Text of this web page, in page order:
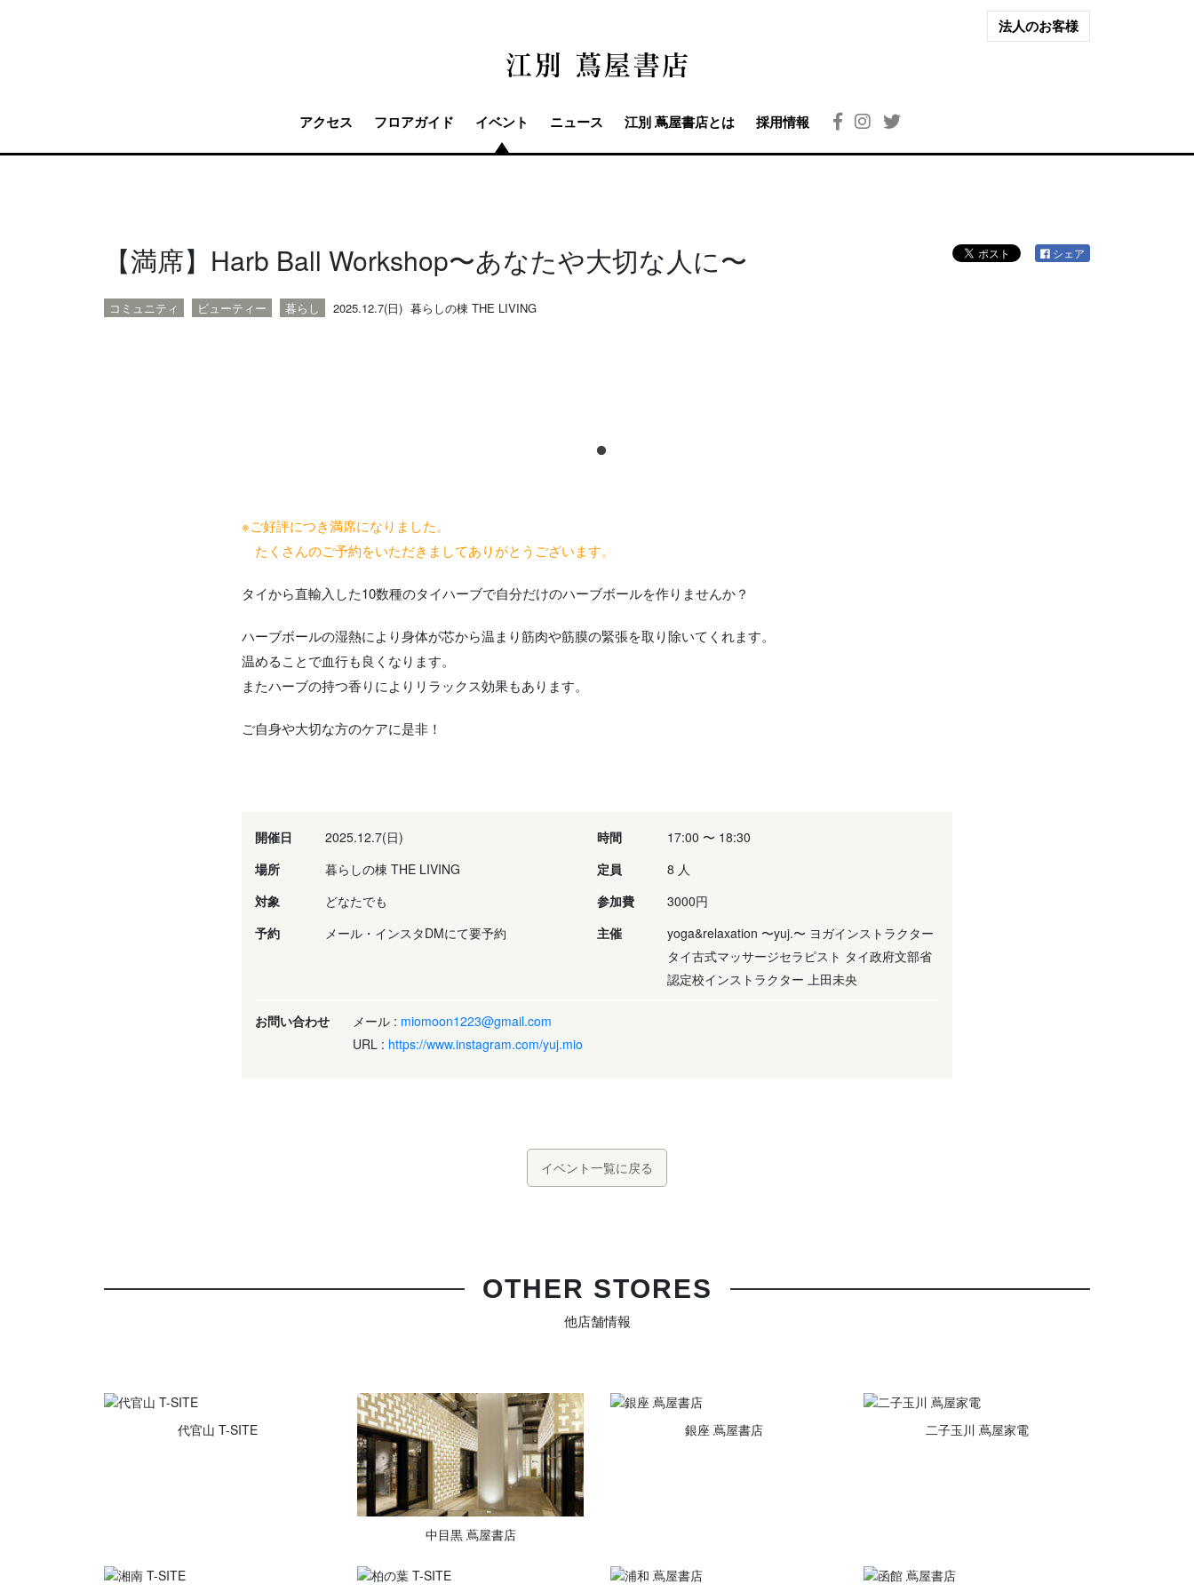
法人のお客様
アクセス フロアガイド イベント ニュース 江別 蔦屋書店とは 採用情報
【満席】Harb Ball Workshop〜あなたや大切な人に〜
コミュニティ ビューティー 暮らし 2025.12.7(日) 暮らしの棟 THE LIVING
シェア
※ご好評につき満席になりました。
たくさんのご予約をいただきましてありがとうございます。
タイから直輸入した10数種のタイハーブで自分だけのハーブボールを作りませんか？
ハーブボールの湿熱により身体が芯から温まり筋肉や筋膜の緊張を取り除いてくれます。
温めることで血行も良くなります。
またハーブの持つ香りによりリラックス効果もあります。
ご自身や大切な方のケアに是非！
開催日 2025.12.7(日) 時間
17:00 〜 18:30
場所
暮らしの棟 THE LIVING 定員
8 人
対象
どなたでも 参加費
3000円
予約
メール・インスタDMにて要予約 主催
yoga&relaxation 〜yuj.〜 ヨガインストラクター
タイ古式マッサージセラピスト タイ政府文部省
認定校インストラクター 上田未央
お問い合わせ メール : miomoon1223@gmail.com
URL : https://www.instagram.com/yuj.mio
イベント一覧に戻る
OTHER STORES
他店舗情報
代官山 T-SITE
中目黒 蔦屋書店
銀座 蔦屋書店 二子玉川 蔦屋家電